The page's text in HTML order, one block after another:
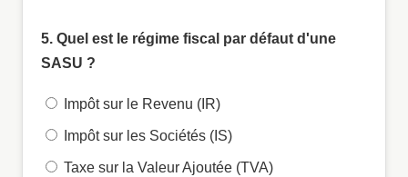
5. Quel est le régime fiscal par défaut d'une
SASU ?
Impôt sur le Revenu (IR)
Impôt sur les Sociétés (IS)
Taxe sur la Valeur Ajoutée (TVA)